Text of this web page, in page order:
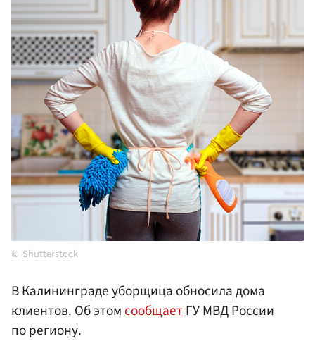
Shutterstock
В Калининграде уборщица обносила дома
клиентов. Об этомсообщаетГУ МВД России
по региону.